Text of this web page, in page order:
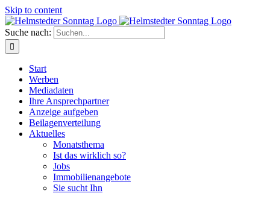
Skip to content
Suche nach:
Start
Werben
Mediadaten
Ihre Ansprechpartner
Anzeige aufgeben
Beilagenverteilung
Aktuelles
Monatsthema
Ist das wirklich so?
Jobs
Immobilienangebote
Sie sucht Ihn